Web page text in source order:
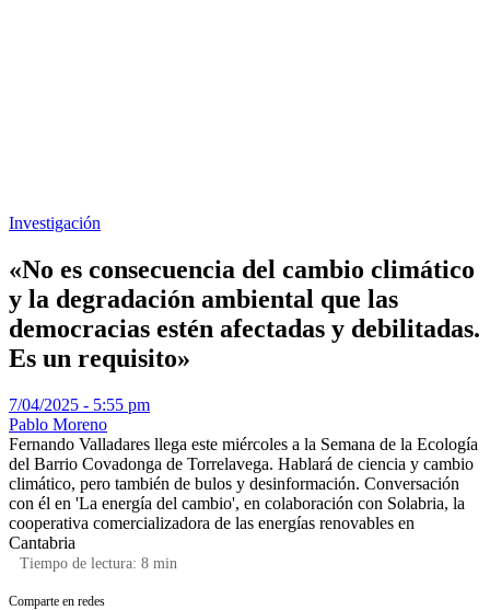
Investigación
«No es consecuencia del cambio climático
y la degradación ambiental que las
democracias estén afectadas y debilitadas.
Es un requisito»
7/04/2025 - 5:55 pm
Pablo Moreno
Fernando Valladares llega este miércoles a la Semana de la Ecología
del Barrio Covadonga de Torrelavega. Hablará de ciencia y cambio
climático, pero también de bulos y desinformación. Conversación
con él en 'La energía del cambio', en colaboración con Solabria, la
cooperativa comercializadora de las energías renovables en
Cantabria
Tiempo de lectura: 8 min
Comparte en redes